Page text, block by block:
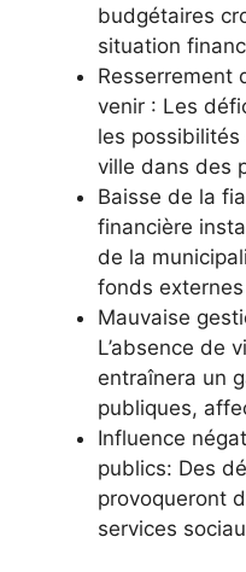
budgétaires
situation
Resserrement
venir : Les
les possibilités
ville dans des
Baisse de la
financière
de la
fonds
Mauvaise
L’absence de
entraînera un
publiques,
Influence
publics: Des
provoqueront
services